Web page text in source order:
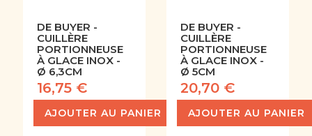
DE BUYER -
CUILLÈRE
PORTIONNEUSE
À GLACE INOX -
Ø 6,3CM
16,75 €
AJOUTER AU PANIER
DE BUYER -
CUILLÈRE
PORTIONNEUSE
À GLACE INOX -
Ø 5CM
20,70 €
AJOUTER AU PANIER